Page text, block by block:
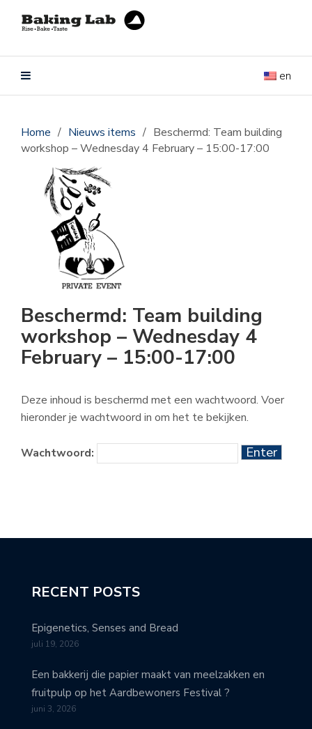
en
Home / Nieuws items / Beschermd: Team building
workshop – Wednesday 4 February – 15:00-17:00
Beschermd: Team building
workshop – Wednesday 4
February – 15:00-17:00
Deze inhoud is beschermd met een wachtwoord. Voer
hieronder je wachtwoord in om het te bekijken.
Wachtwoord:
RECENT POSTS
Epigenetics, Senses and Bread
juli 19, 2026
Een bakkerij die papier maakt van meelzakken en
fruitpulp op het Aardbewoners Festival ?
juni 3, 2026